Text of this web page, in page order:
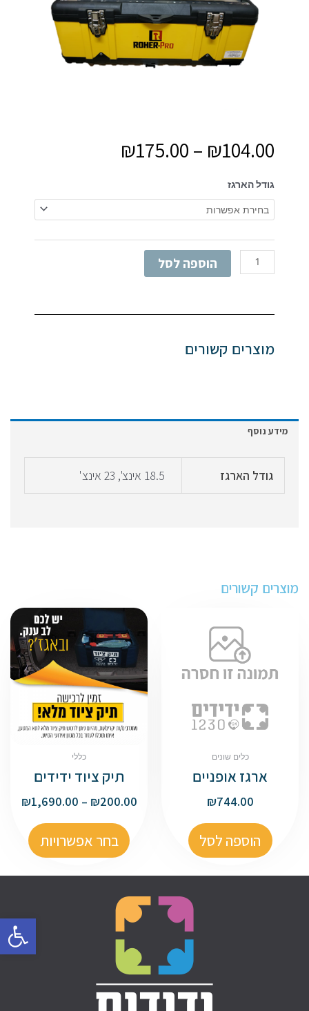
פתח
₪104.00
–
₪175.00
גודל הארגז
כמות
של
ארגז
משולב
נירוסטה
הוספה לסל
מוצרים קשורים
מידע נוסף
גודל הארגז 18.5 אינצ', 23 אינצ'
מוצרים קשורים
כלים שונים
ארגז אופניים
₪744.00
הוספה לסל
כללי
תיק ציוד ידידים
₪200.00
–
₪1,690.00
בחר אפשרויות